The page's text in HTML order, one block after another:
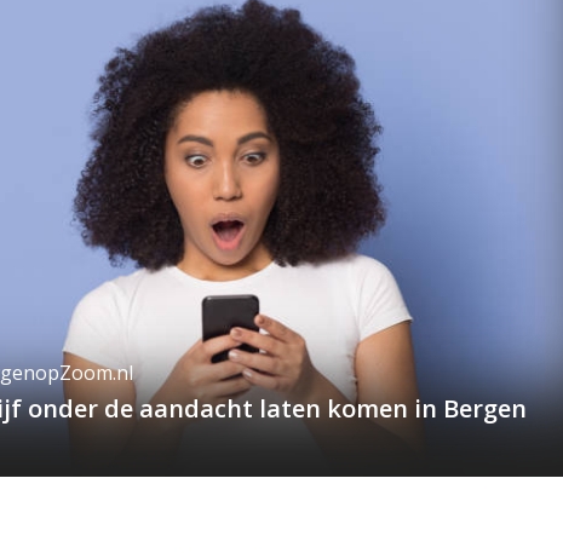
onder de aandacht laten komen in Bergen